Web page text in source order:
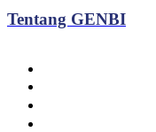
Tentang GENBI